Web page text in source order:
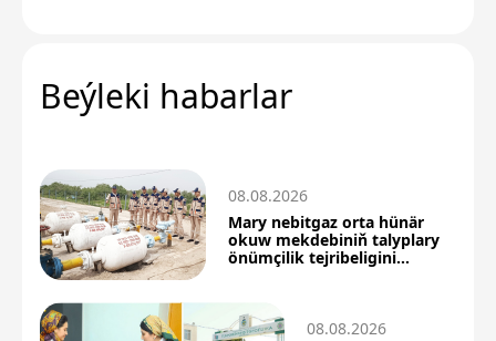
Beýleki habarlar
08.08.2026
Mary nebitgaz orta hünär
okuw mekdebiniň talyplary
önümçilik tejribeligini
08.08.2026